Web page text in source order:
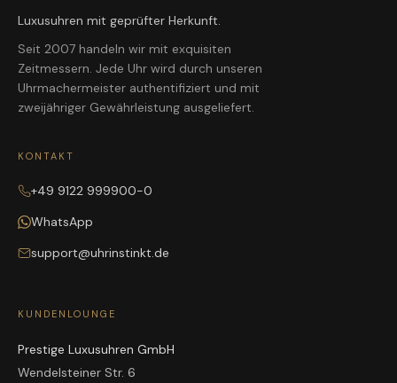
Luxusuhren mit geprüfter Herkunft.
Seit 2007 handeln wir mit exquisiten
Zeitmessern. Jede Uhr wird durch unseren
Uhrmachermeister authentifiziert und mit
zweijähriger Gewährleistung ausgeliefert.
KONTAKT
+49 9122 999900-0
WhatsApp
support@uhrinstinkt.de
KUNDENLOUNGE
Prestige Luxusuhren GmbH
Wendelsteiner Str. 6